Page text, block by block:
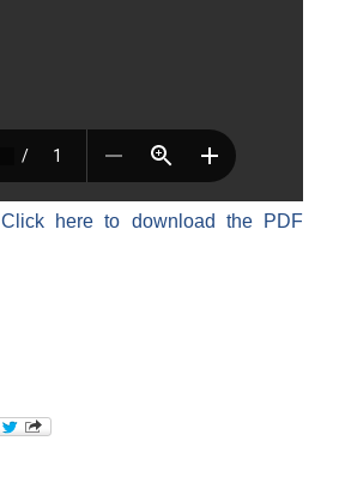
Click here to download the PDF